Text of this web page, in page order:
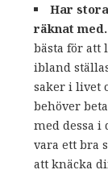
Har
räknat med.
bästa för att
ibland
saker i livet
behöver
med dessa i
vara ett bra
att knäcka